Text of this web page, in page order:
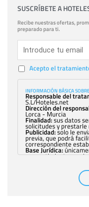
SUSCRÍBETE A
Recibe nuestras ofertas,
preparado para ti.
Acepto el
INFORMACIÓN BÁSICA
Responsable del
S.L/Hoteles.net
Dirección del
Lorca - Murcia
Finalidad:sus datos
solicitudes y prestarle
Publicidad:solo le
previa, que podrá
correspondiente
Base Jurídica:
consentimiento
con
nuestra entidad que
tener conocimiento
comunicarán datos a